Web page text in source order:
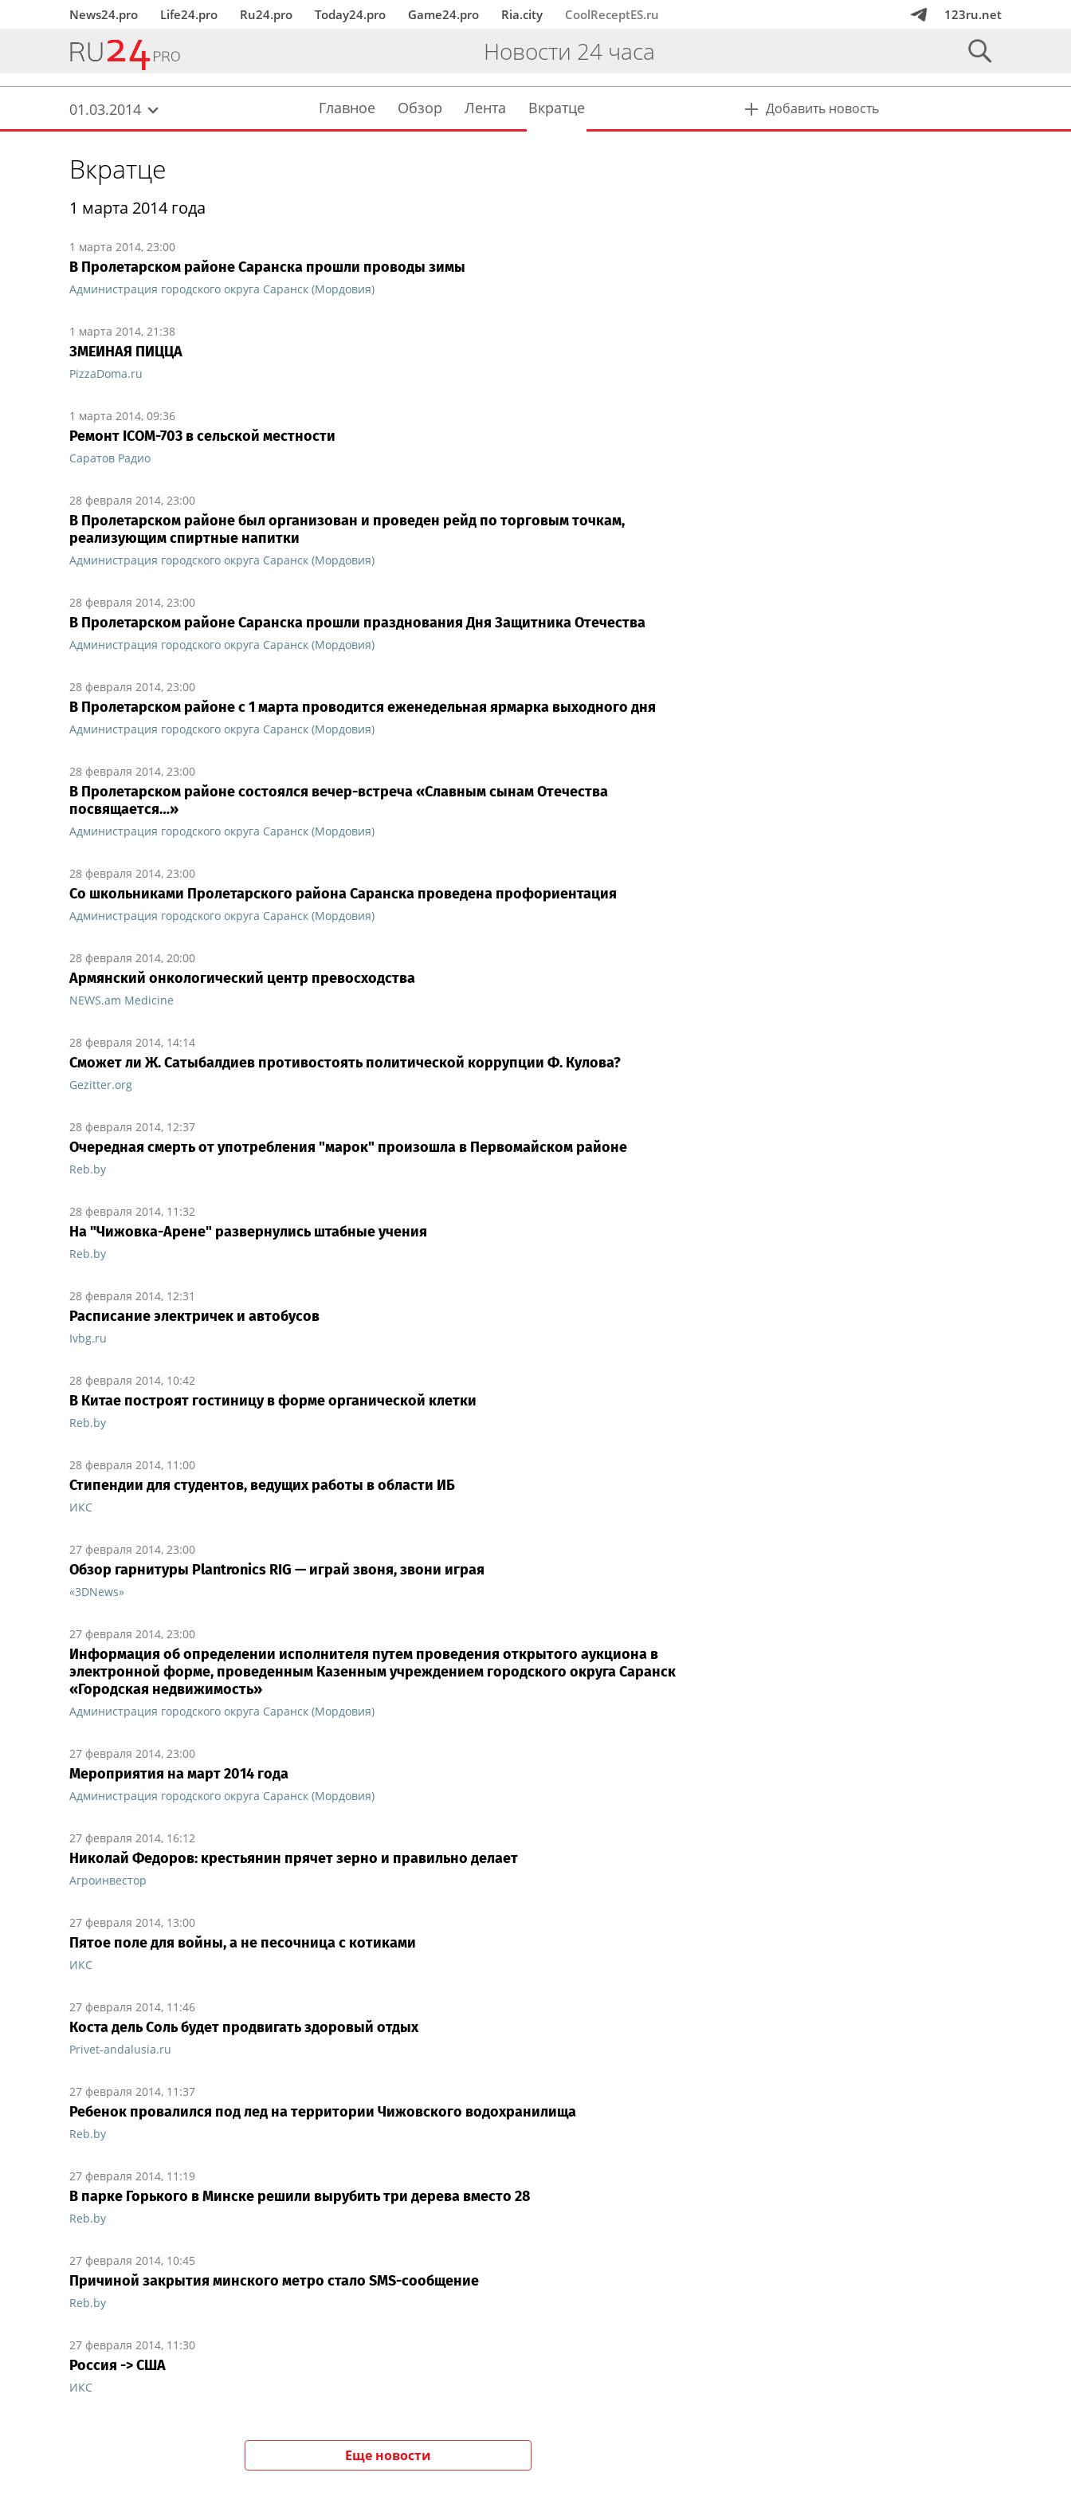
News24.pro Life24.pro Ru24.pro Today24.pro Game24.pro Ria.city CoolReceptES.ru 123ru.net
Новости 24 часа
01.03.2014 Главное Обзор Лента Вкратце Добавить новость
Вкратце
1 марта 2014 года
1 марта 2014, 23:00
В Пролетарском районе Саранска прошли проводы зимы
Администрация городского округа Саранск (Мордовия)
1 марта 2014, 21:38
ЗМЕИНАЯ ПИЦЦА
PizzaDoma.ru
1 марта 2014, 09:36
Ремонт ICOM-703 в сельской местности
Саратов Радио
28 февраля 2014, 23:00
В Пролетарском районе был организован и проведен рейд по торговым точкам,
реализующим спиртные напитки
Администрация городского округа Саранск (Мордовия)
28 февраля 2014, 23:00
В Пролетарском районе Саранска прошли празднования Дня Защитника Отечества
Администрация городского округа Саранск (Мордовия)
28 февраля 2014, 23:00
В Пролетарском районе с 1 марта проводится еженедельная ярмарка выходного дня
Администрация городского округа Саранск (Мордовия)
28 февраля 2014, 23:00
В Пролетарском районе состоялся вечер-встреча «Славным сынам Отечества
посвящается…»
Администрация городского округа Саранск (Мордовия)
28 февраля 2014, 23:00
Со школьниками Пролетарского района Саранска проведена профориентация
Администрация городского округа Саранск (Мордовия)
28 февраля 2014, 20:00
Армянский онкологический центр превосходства
NEWS.am Medicine
28 февраля 2014, 14:14
Сможет ли Ж. Сатыбалдиев противостоять политической коррупции Ф. Кулова?
Gezitter.org
28 февраля 2014, 12:37
Очередная смерть от употребления "марок" произошла в Первомайском районе
Reb.by
28 февраля 2014, 11:32
На "Чижовка-Арене" развернулись штабные учения
Reb.by
28 февраля 2014, 12:31
Расписание электричек и автобусов
Ivbg.ru
28 февраля 2014, 10:42
В Китае построят гостиницу в форме органической клетки
Reb.by
28 февраля 2014, 11:00
Стипендии для студентов, ведущих работы в области ИБ
ИКС
27 февраля 2014, 23:00
Обзор гарнитуры Plantronics RIG — играй звоня, звони играя
«3DNews»
27 февраля 2014, 23:00
Информация об определении исполнителя путем проведения открытого аукциона в
электронной форме, проведенным Казенным учреждением городского округа Саранск
«Городская недвижимость»
Администрация городского округа Саранск (Мордовия)
27 февраля 2014, 23:00
Мероприятия на март 2014 года
Администрация городского округа Саранск (Мордовия)
27 февраля 2014, 16:12
Николай Федоров: крестьянин прячет зерно и правильно делает
Агроинвестор
27 февраля 2014, 13:00
Пятое поле для войны, а не песочница с котиками
ИКС
27 февраля 2014, 11:46
Коста дель Соль будет продвигать здоровый отдых
Privet-andalusia.ru
27 февраля 2014, 11:37
Ребенок провалился под лед на территории Чижовского водохранилища
Reb.by
27 февраля 2014, 11:19
В парке Горького в Минске решили вырубить три дерева вместо 28
Reb.by
27 февраля 2014, 10:45
Причиной закрытия минского метро стало SMS-сообщение
Reb.by
27 февраля 2014, 11:30
Россия -> США
ИКС
Еще новости